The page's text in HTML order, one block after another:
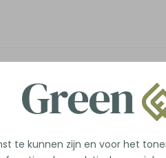
te kunnen zijn en voor het